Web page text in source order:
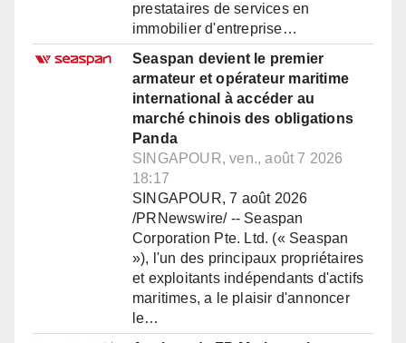
prestataires de services en
immobilier d'entreprise…
Seaspan devient le premier
armateur et opérateur maritime
international à accéder au
marché chinois des obligations
Panda
SINGAPOUR, ven., août 7 2026
18:17
SINGAPOUR, 7 août 2026
/PRNewswire/ -- Seaspan
Corporation Pte. Ltd. (« Seaspan
»), l'un des principaux propriétaires
et exploitants indépendants d'actifs
maritimes, a le plaisir d'annoncer
le…